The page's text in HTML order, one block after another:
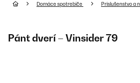
Domáce spotrebiče Príslušenstvo a
Pánt dverí – Vinsider 79